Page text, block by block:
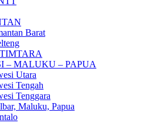
Barat
– MALUKU – PAPUA
Utara
Tengah
Tenggara
Maluku, Papua